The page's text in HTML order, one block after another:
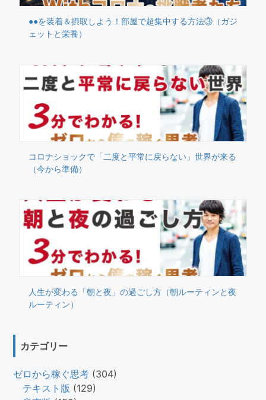
●●を装着＆摂取しよう！部屋で超集中する方法③（ガジ
ェットと栄養）
コロナショックで「二度と平常に戻らない」世界が来る
（今から準備）
人生が変わる「朝と夜」の過ごし方（朝ルーティンと夜
ルーティン）
カテゴリー
ゼロから稼ぐ思考 (304)
テキスト版 (129)